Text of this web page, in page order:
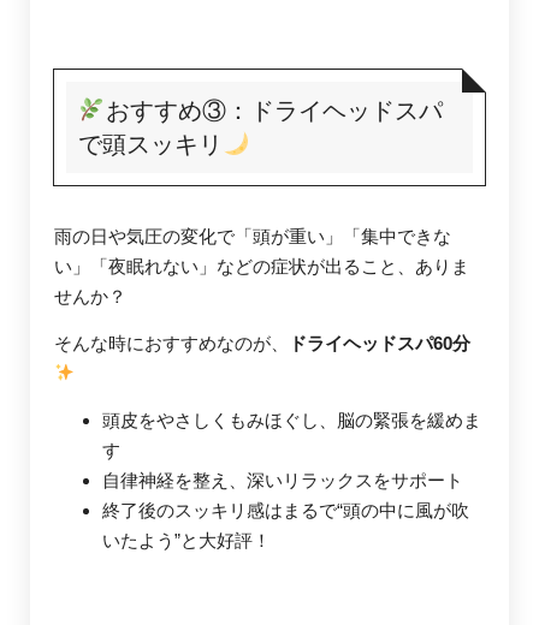
おすすめ③：ドライヘッドスパ
で頭スッキリ
雨の日や気圧の変化で「頭が重い」「集中できな
い」「夜眠れない」などの症状が出ること、ありま
せんか？
そんな時におすすめなのが、 ドライヘッドスパ60分
頭皮をやさしくもみほぐし、脳の緊張を緩めま
す
自律神経を整え、深いリラックスをサポート
終了後のスッキリ感はまるで“頭の中に風が吹
いたよう”と大好評！